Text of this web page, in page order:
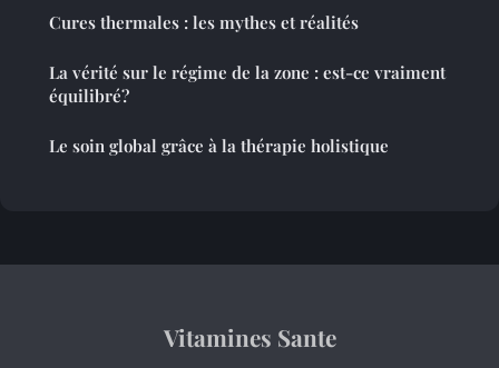
Cures thermales : les mythes et réalités
La vérité sur le régime de la zone : est-ce vraiment
équilibré?
Le soin global grâce à la thérapie holistique
Vitamines Sante